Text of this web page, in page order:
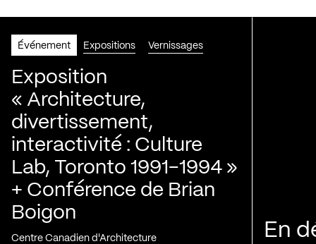
Événement Expositions Vernissages
Exposition
« Architecture,
divertissement,
interactivité : Culture
Lab, Toronto 1991-1994 »
+ Conférence de Brian
Boigon
Centre Canadien d'Architecture En